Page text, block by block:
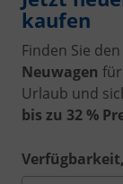
kaufen
Finden Sie
Neuwagen
Urlaub und
bis zu 32 %